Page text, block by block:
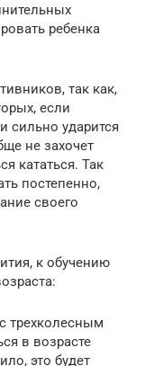
ребенка
так как,
если
сильно ударится
не захочет
кататься. Так
постепенно,
своего
к обучению
трехколесным
в возрасте
это будет